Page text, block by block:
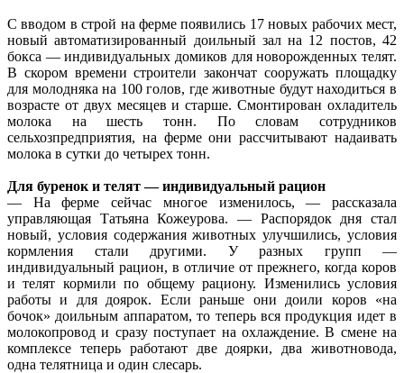
С вводом в строй на ферме появились 17 новых рабочих мест,
новый автоматизированный доильный зал на 12 постов, 42
бокса — индивидуальных домиков для новорожденных телят.
В скором времени строители закончат сооружать площадку
для молодняка на 100 голов, где животные будут находиться в
возрасте от двух месяцев и старше. Смонтирован охладитель
молока на шесть тонн. По словам сотрудников
сельхозпредприятия, на ферме они рассчитывают надаивать
молока в сутки до четырех тонн.
Для буренок и телят — индивидуальный рацион
— На ферме сейчас многое изменилось, — рассказала
управляющая Татьяна Кожеурова. — Распорядок дня стал
новый, условия содержания животных улучшились, условия
кормления стали другими. У разных групп —
индивидуальный рацион, в отличие от прежнего, когда коров
и телят кормили по общему рациону. Изменились условия
работы и для доярок. Если раньше они доили коров «на
бочок» доильным аппаратом, то теперь вся продукция идет в
молокопровод и сразу поступает на охлаждение. В смене на
комплексе теперь работают две доярки, два животновода,
одна телятница и один слесарь.